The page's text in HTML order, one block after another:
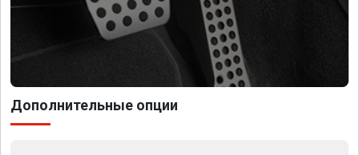
Дополнительные опции